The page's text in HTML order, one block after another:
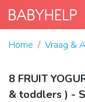
Home Vraag &
8 FRUIT
& toddlers ) -